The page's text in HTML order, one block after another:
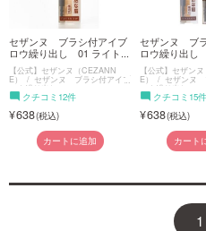
セザンヌ ブラシ付アイブ
ロウ繰り出し 01 ライト...
【公式】セザンヌ（CEZANN
E） セザンヌ ブラシ付アイブ
ロウ繰り出し
クチコミ12件
638
カートに追加
セザンヌ ブ
ロウ繰り出
【公式】セザン
E） セザンヌ
ロウ繰り出し
クチコミ15件
638
カート
1